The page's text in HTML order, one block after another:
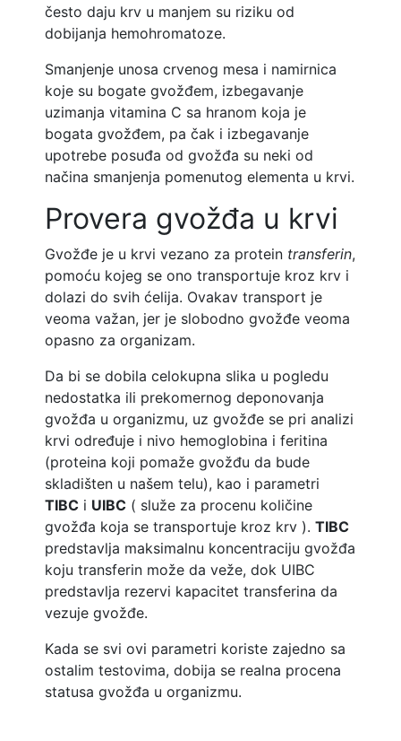
često daju krv u manjem su riziku od
dobijanja hemohromatoze.
Smanjenje unosa crvenog mesa i namirnica
koje su bogate gvožđem, izbegavanje
uzimanja vitamina C sa hranom koja je
bogata gvožđem, pa čak i izbegavanje
upotrebe posuđa od gvožđa su neki od
načina smanjenja pomenutog elementa u krvi.
Provera gvožđa u krvi
Gvožđe je u krvi vezano za protein transferin,
pomoću kojeg se ono transportuje kroz krv i
dolazi do svih ćelija. Ovakav transport je
veoma važan, jer je slobodno gvožđe veoma
opasno za organizam.
Da bi se dobila celokupna slika u pogledu
nedostatka ili prekomernog deponovanja
gvožđa u organizmu, uz gvožđe se pri analizi
krvi određuje i nivo hemoglobina i feritina
(proteina koji pomaže gvožđu da bude
skladišten u našem telu), kao i parametri
TIBC i UIBC ( služe za procenu količine
gvožđa koja se transportuje kroz krv ). TIBC
predstavlja maksimalnu koncentraciju gvožđa
koju transferin može da veže, dok UIBC
predstavlja rezervi kapacitet transferina da
vezuje gvožđe.
Kada se svi ovi parametri koriste zajedno sa
ostalim testovima, dobija se realna procena
statusa gvožđa u organizmu.